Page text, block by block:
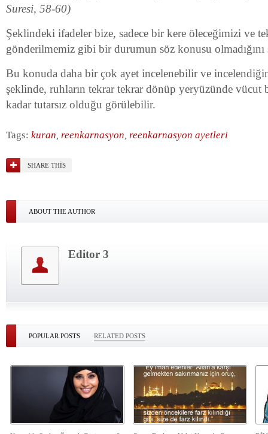
Suresi, 58-60)
Şeklindeki ifadeler bize, sadece bir kere öleceğimizi ve
gönderilmemiz gibi bir durumun söz konusu
Bu konuda daha bir çok ayet incelenebilir ve
şeklinde, ruhların tekrar tekrar dönüp yeryüzünde vücut
kadar tutarsız olduğu görülebilir.
Tags: kuran, reenkarnasyon, reenkarnasyon ayetleri
SHARE THIS
ABOUT THE AUTHOR
Editor 3
POPULAR POSTS RELATED POSTS